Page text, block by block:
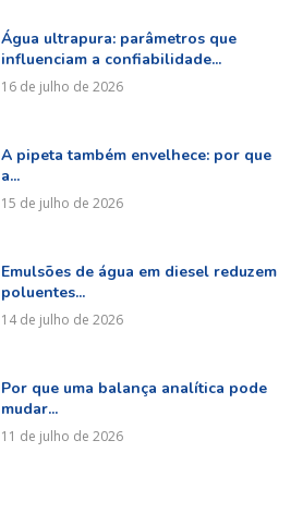
Água ultrapura: parâmetros que
influenciam a confiabilidade...
16 de julho de 2026
A pipeta também envelhece: por que
a...
15 de julho de 2026
Emulsões de água em diesel reduzem
poluentes...
14 de julho de 2026
Por que uma balança analítica pode
mudar...
11 de julho de 2026